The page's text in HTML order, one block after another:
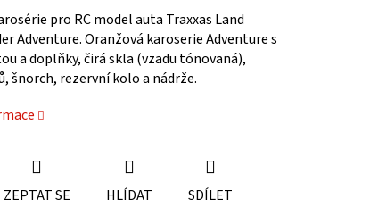
pro RC model auta Traxxas Land
Adventure. Oranžová karoserie Adventure s
a doplňky, čirá skla (vzadu tónovaná),
šnorch, rezervní kolo a nádrže.
ZEPTAT SE HLÍDAT SDÍLET